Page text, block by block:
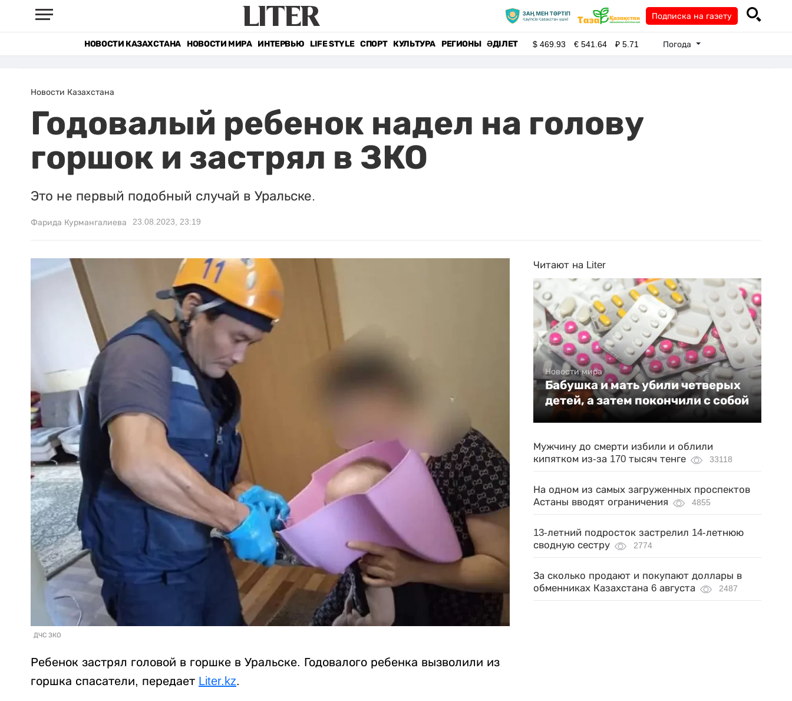
Подписка на газету
НОВОСТИ КАЗАХСТАНА НОВОСТИ МИРА ИНТЕРВЬЮ LIFE STYLE СПОРТ КУЛЬТУРА РЕГИОНЫ ӘДІЛЕТ $469.93 €541.64 ₽5.71 Погода
Новости Казахстана
Годовалый ребенок надел на голову
горшок и застрял в ЗКО
Это не первый подобный случай в Уральске.
Фарида Курмангалиева 23.08.2023, 23:19
ДЧС ЗКО
Ребенок застрял головой в горшке в Уральске. Годовалого ребенка вызволили из
горшка спасатели, передает Liter.kz.
Читают на Liter
Новости мира
Бабушка и мать убили четверых
детей, а затем покончили с собой
Мужчину до смерти избили и облили
кипятком из-за 170 тысяч тенге
33118
На одном из самых загруженных проспектов
Астаны вводят ограничения
4855
13-летний подросток застрелил 14-летнюю
сводную сестру
2774
За сколько продают и покупают доллары в
обменниках Казахстана 6 августа
2487